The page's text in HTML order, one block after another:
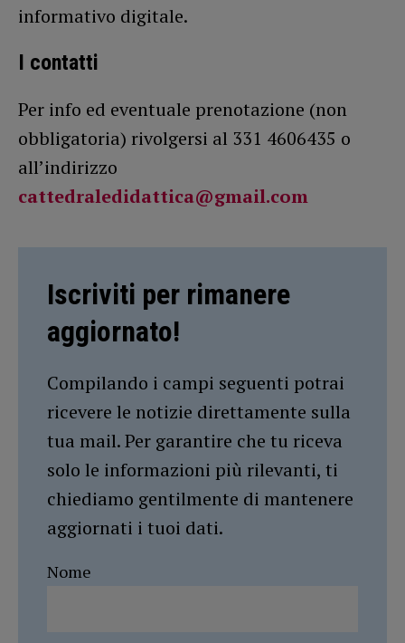
informativo digitale.
I contatti
Per info ed eventuale prenotazione (non
obbligatoria) rivolgersi al 331 4606435 o
all’indirizzo
cattedraledidattica@gmail.com
Iscriviti per rimanere
aggiornato!
Compilando i campi seguenti potrai
ricevere le notizie direttamente sulla
tua mail. Per garantire che tu riceva
solo le informazioni più rilevanti, ti
chiediamo gentilmente di mantenere
aggiornati i tuoi dati.
Nome